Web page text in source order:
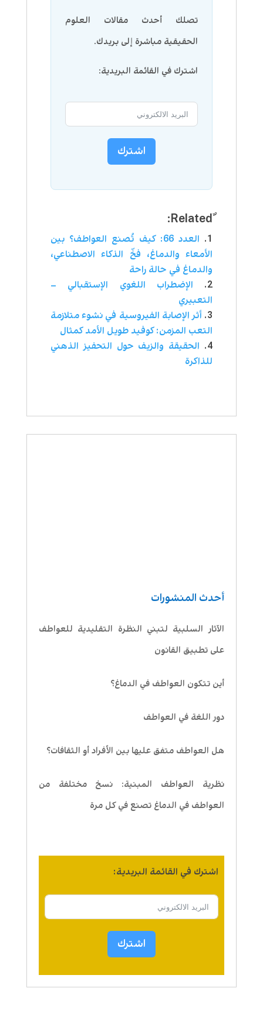
أحدث المنشورات
الآثار السلبية لتبني النظرة التقليدية للعواطف
على تطبيق القانون
أين تتكون العواطف في الدماغ؟
دور اللغة في العواطف
هل العواطف متفق عليها بين الأفراد أو الثقافات؟
نظرية العواطف المبنية: نسخ مختلفة من
العواطف في الدماغ تصنع في كل مرة
اشترك في القائمة البريدية:
اشترك
تصلك أحدث مقالات العلوم
الحقيقية مباشرة إلى بريدك.
اشترك في القائمة البريدية:
اشترك
ٌRelated:
العدد 66: كيف تُصنع العواطف؟ بين
الأمعاء والدماغ، فخّ الذكاء الاصطناعي،
والدماغ في حالة راحة
الإضطراب اللغوي الإستقبالي –
التعبيري
أثر الإصابة الفيروسية في نشوء متلازمة
التعب المزمن: كوفيد طويل الأمد كمثال
الحقيقة والزيف حول التحفيز الذهني
للذاكرة